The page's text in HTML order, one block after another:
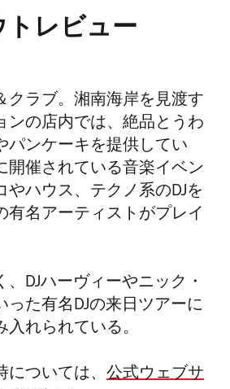
トレビュー
クラブ。湘南海岸を見渡す
ンの店内では、絶品とうわ
パンケーキを提供してい
開催されている音楽イベン
やハウス、テクノ系のDJを
有名アーティストがプレイ
DJハーヴィーやニック・
った有名DJの来日ツアーに
れられている。
については、 公式ウェブサ